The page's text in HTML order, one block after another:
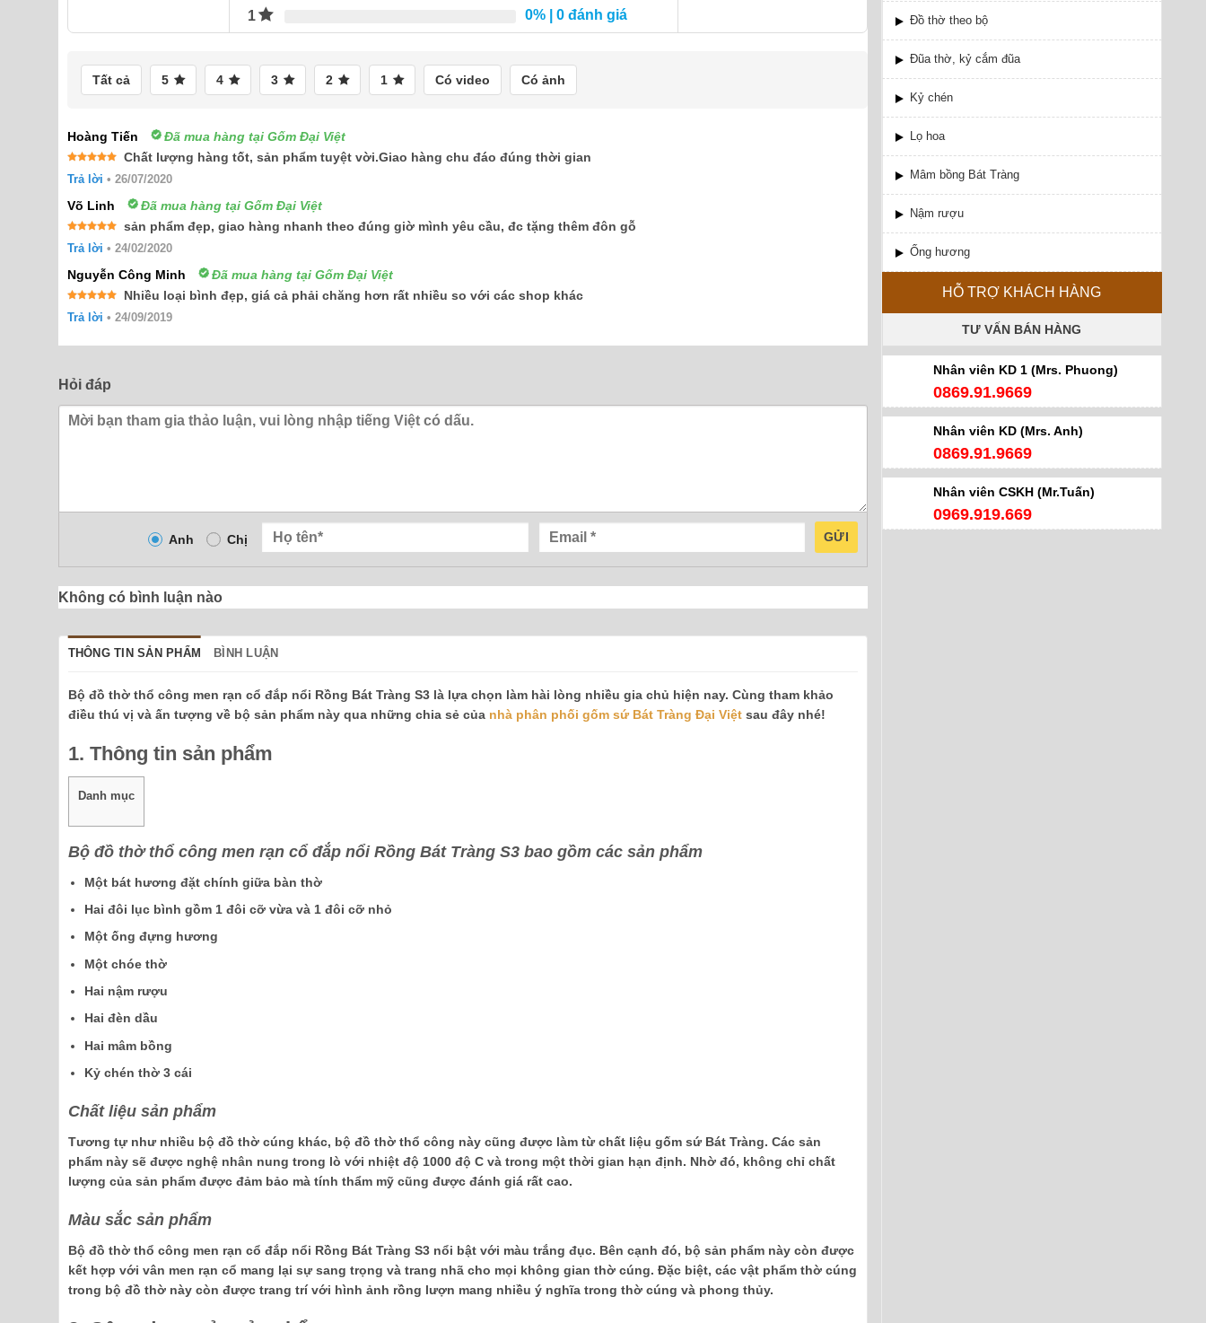
Đồ thờ theo bộ
Đũa thờ, kỷ cắm đũa
Kỷ chén
Lọ hoa
Mâm bồng Bát Tràng
Nậm rượu
Ống hương
HỖ TRỢ KHÁCH HÀNG
TƯ VẤN BÁN HÀNG
Nhân viên KD 1 (Mrs. Phuong)
0869.91.9669
Nhân viên KD (Mrs. Anh)
0869.91.9669
Nhân viên CSKH (Mr.Tuấn)
0969.919.669
1
0% | 0 đánh giá
Tất cả 5 4 3 2 1 Có video Có ảnh
Hoàng Tiến Đã mua hàng tại Gốm Đại Việt
Được xếp
hạng55
Chất lượng hàng tốt, sản phẩm tuyệt vời.Giao hàng chu đáo đúng thời gian
Trả lời • 26/07/2020
Võ Linh Đã mua hàng tại Gốm Đại Việt
Được xếp
hạng55
sản phẩm đẹp, giao hàng nhanh theo đúng giờ mình yêu cầu, đc tặng thêm đôn gỗ
Trả lời • 24/02/2020
Nguyễn Công Minh Đã mua hàng tại Gốm Đại Việt
Được xếp
hạng55
Nhiều loại bình đẹp, giá cả phải chăng hơn rất nhiều so với các shop khác
Trả lời • 24/09/2019
Hỏi đáp
Anh Chị GỬI
Không có bình luận nào
THÔNG TIN SẢN PHẨM BÌNH LUẬN
Bộ đồ thờ thổ công men rạn cổ đắp nổi Rồng Bát Tràng S3 là lựa chọn làm hài lòng nhiều gia chủ hiện nay. Cùng tham khảo
điều thú vị và ấn tượng về bộ sản phẩm này qua những chia sẻ của nhà phân phối gốm sứ Bát Tràng Đại Việtsau đây nhé!
1. Thông tin sản phẩm
Danh mục
Bộ đồ thờ thổ công men rạn cổ đắp nổi Rồng Bát Tràng S3 bao gồm các sản phẩm
Một bát hương đặt chính giữa bàn thờ
Hai đôi lục bình gồm 1 đôi cỡ vừa và 1 đôi cỡ nhỏ
Một ống đựng hương
Một chóe thờ
Hai nậm rượu
Hai đèn dầu
Hai mâm bồng
Kỷ chén thờ 3 cái
Chất liệu sản phẩm
Tương tự như nhiều bộ đồ thờ cúng khác, bộ đồ thờ thổ công này cũng được làm từ chất liệu gốm sứ Bát Tràng. Các sản
phẩm này sẽ được nghệ nhân nung trong lò với nhiệt độ 1000 độ C và trong một thời gian hạn định. Nhờ đó, không chỉ chất
lượng của sản phẩm được đảm bảo mà tính thẩm mỹ cũng được đánh giá rất cao.
Màu sắc sản phẩm
Bộ đồ thờ thổ công men rạn cổ đắp nổi Rồng Bát Tràng S3 nổi bật với màu trắng đục. Bên cạnh đó, bộ sản phẩm này còn được
kết hợp với vân men rạn cổ mang lại sự sang trọng và trang nhã cho mọi không gian thờ cúng. Đặc biệt, các vật phẩm thờ cúng
trong bộ đồ thờ này còn được trang trí với hình ảnh rồng lượn mang nhiều ý nghĩa trong thờ cúng và phong thủy.